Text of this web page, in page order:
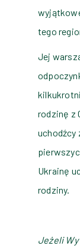
tego
Jej
rodzinę z
uchodźcy
Ukrainę
rodziny.
Jeżeli